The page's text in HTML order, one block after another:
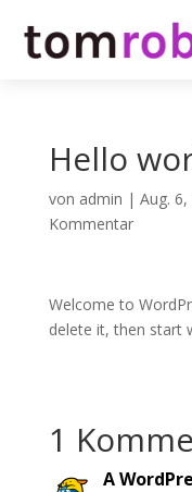
Hello
von admin | Aug. 6,
Kommentar
Welcome to
delete it, then start
1
A